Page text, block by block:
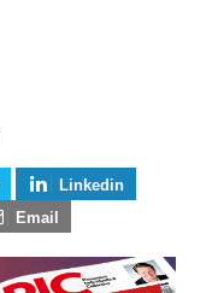
Linkedin
Email